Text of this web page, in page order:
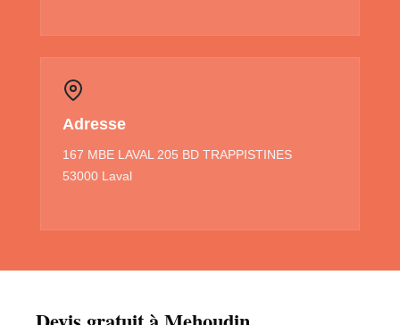
Adresse
167 MBE LAVAL 205 BD TRAPPISTINES
53000 Laval